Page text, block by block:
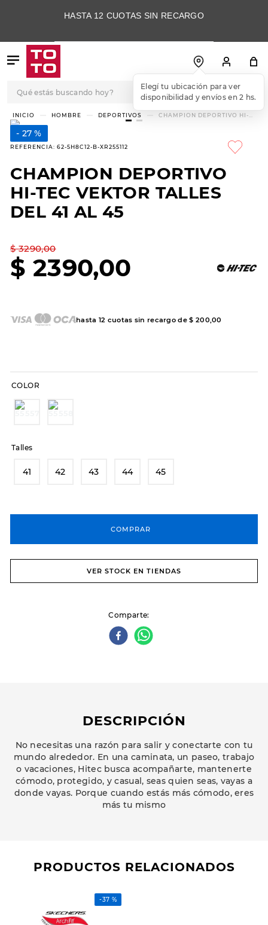
HASTA 12 CUOTAS SIN RECARGO
Elegí tu ubicación para ver
disponibilidad y envíos en 2 hs.
HOMBRE DEPORTIVOS
CHAMPION DEPORTIVO HI-
27 %
REFERENCIA: 62-5H8C12-B-XR255112
CHAMPION DEPORTIVO
HI-TEC VEKTOR TALLES
DEL 41 AL 45
$ 3290,00
$ 2390,00
hasta 12 cuotas sin recargo de$ 200 ,00
COLOR
Talles
41 42 43 44 45
COMPRAR
VER STOCK EN TIENDAS
Comparte
DESCRIPCIÓN
No necesitas una razón para salir y conectarte con tu
mundo alrededor. En una caminata, un paseo, trabajo
o vacaciones, Hitec busca acompañarte, mantenerte
cómodo, protegido, y casual, seas quien seas, vayas a
donde vayas. Porque cuando estás más cómodo, eres
más tu mismo
PRODUCTOS RELACIONADOS
-37 %
TÉRMINOS MÁS
BUSCADOS
3.
skechers slip-ins